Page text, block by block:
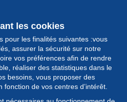
les cookies
pour les finalités suivantes :vous
assurer la sécurité sur notre
vos préférences afin de rendre
réaliser des statistiques dans le
besoins, vous proposer des
de vos centres d’intérêt.